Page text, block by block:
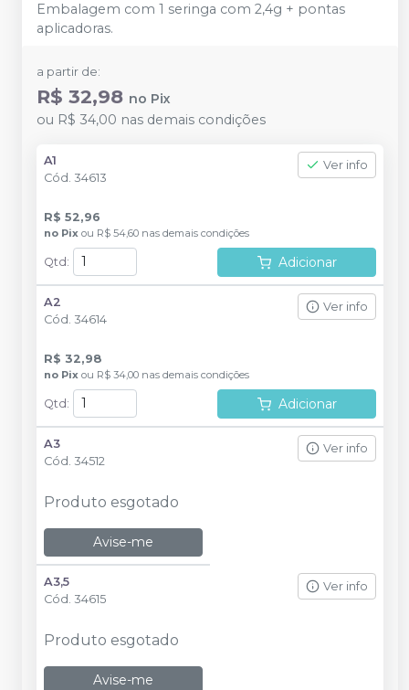
Embalagem com 1 seringa com 2,4g + pontas
aplicadoras.
a partir de:
R$ 32,98 no Pix
ou R$ 34,00 nas demais condições
A1
Cód. 34613
Ver info
R$ 52,96
no Pix ou R$ 54,60 nas demais condições
Qtd : Adicionar
A2
Cód. 34614
Ver info
R$ 32,98
no Pix ou R$ 34,00 nas demais condições
Qtd : Adicionar
A3
Cód. 34512
Ver info
Produto esgotado
Avise-me
A3,5
Cód. 34615
Ver info
Produto esgotado
Avise-me